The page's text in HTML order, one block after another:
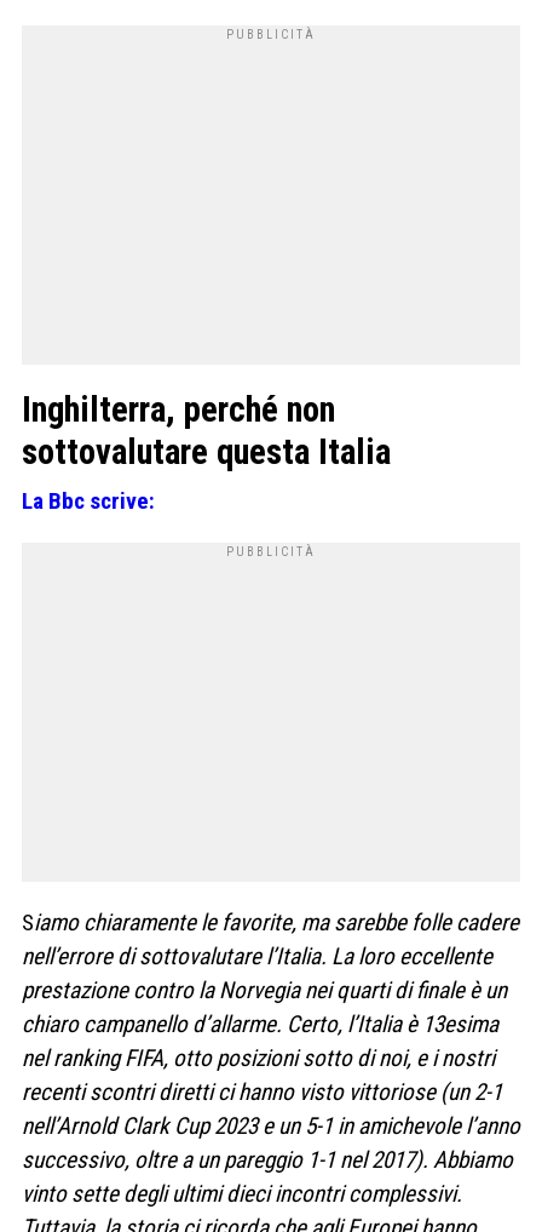
Inghilterra, perché non
sottovalutare questa Italia
La Bbc scrive:
Siamo chiaramente le favorite, ma sarebbe folle cadere
nell’errore di sottovalutare l’Italia. La loro eccellente
prestazione contro la Norvegia nei quarti di finale è un
chiaro campanello d’allarme. Certo, l’Italia è 13esima
nel ranking FIFA, otto posizioni sotto di noi, e i nostri
recenti scontri diretti ci hanno visto vittoriose (un 2-1
nell’Arnold Clark Cup 2023 e un 5-1 in amichevole l’anno
successivo, oltre a un pareggio 1-1 nel 2017). Abbiamo
vinto sette degli ultimi dieci incontri complessivi.